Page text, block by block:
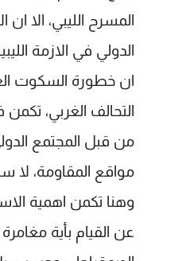
المسرح الليبي، الا
الدولي في الازمة
ان خطورة السكوت
التحالف الغربي،
من قبل المجتمع
مواقع المقاومة،
وهنا تكمن اهمية
عن القيام بأية